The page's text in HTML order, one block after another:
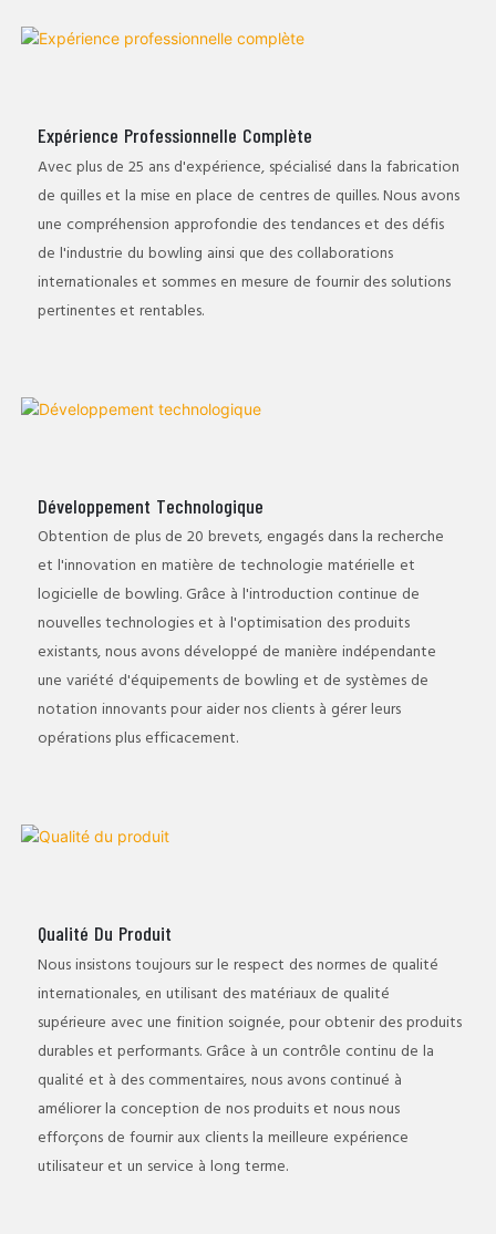
Expérience Professionnelle Complète
Avec plus de 25 ans d'expérience, spécialisé dans la fabrication
de quilles et la mise en place de centres de quilles. Nous avons
une compréhension approfondie des tendances et des défis
de l'industrie du bowling ainsi que des collaborations
internationales et sommes en mesure de fournir des solutions
pertinentes et rentables.
Développement Technologique
Obtention de plus de 20 brevets, engagés dans la recherche
et l'innovation en matière de technologie matérielle et
logicielle de bowling. Grâce à l'introduction continue de
nouvelles technologies et à l'optimisation des produits
existants, nous avons développé de manière indépendante
une variété d'équipements de bowling et de systèmes de
notation innovants pour aider nos clients à gérer leurs
opérations plus efficacement.
Qualité Du Produit
Nous insistons toujours sur le respect des normes de qualité
internationales, en utilisant des matériaux de qualité
supérieure avec une finition soignée, pour obtenir des produits
durables et performants. Grâce à un contrôle continu de la
qualité et à des commentaires, nous avons continué à
améliorer la conception de nos produits et nous nous
efforçons de fournir aux clients la meilleure expérience
utilisateur et un service à long terme.